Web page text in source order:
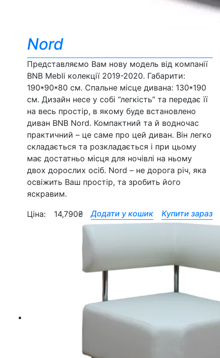
Nord
Представляємо Вам нову модель від компанії
BNB Mebli колекції 2019-2020. Габарити:
190*90*80 см. Спальне місце дивана: 130*190
см. Дизайн несе у собі “легкість” та передає її
на весь простір, в якому буде встановлено
диван BNB Nord. Компактний та й водночас
практичний – це саме про цей диван. Він легко
складається та розкладається і при цьому
має достатньо місця для ночівлі на ньому
двох дорослих осіб. Nord – не дорога річ, яка
освіжить Ваш простір, та зробить його
яскравим.
Ціна: 14,790₴ Додати у кошик Купити зараз